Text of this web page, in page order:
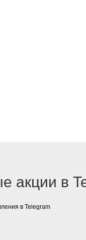
акции в
в Telegram